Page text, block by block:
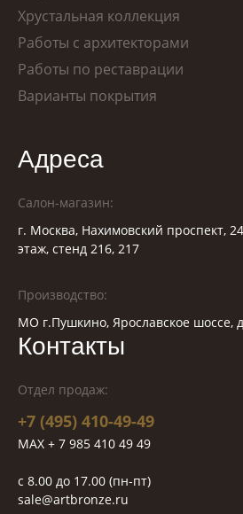
Хрустальная коллекция
Работы с архитекторами
Работы по реставрации
Варианты покрытия
Адреса
Салон-магазин:
г. Москва, Нахимовский проспект,
этаж, стенд 216, 217
Производство:
МО г.Пушкино, Ярославское шоссе,
Контакты
Отдел продаж:
+7 (495) 410-49-49
MAX + 7 985 410 49 49
c 8.00 до 17.00 (пн-пт)
sale@artbronze.ru